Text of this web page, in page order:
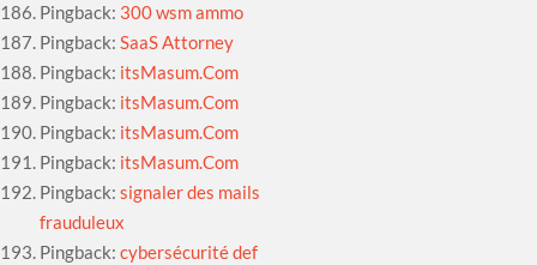
Pingback: 300 wsm ammo
Pingback:SaaS Attorney
Pingback: itsMasum.Com
Pingback: itsMasum.Com
Pingback: itsMasum.Com
Pingback: itsMasum.Com
Pingback:signaler des mails
frauduleux
Pingback:cybersécurité def